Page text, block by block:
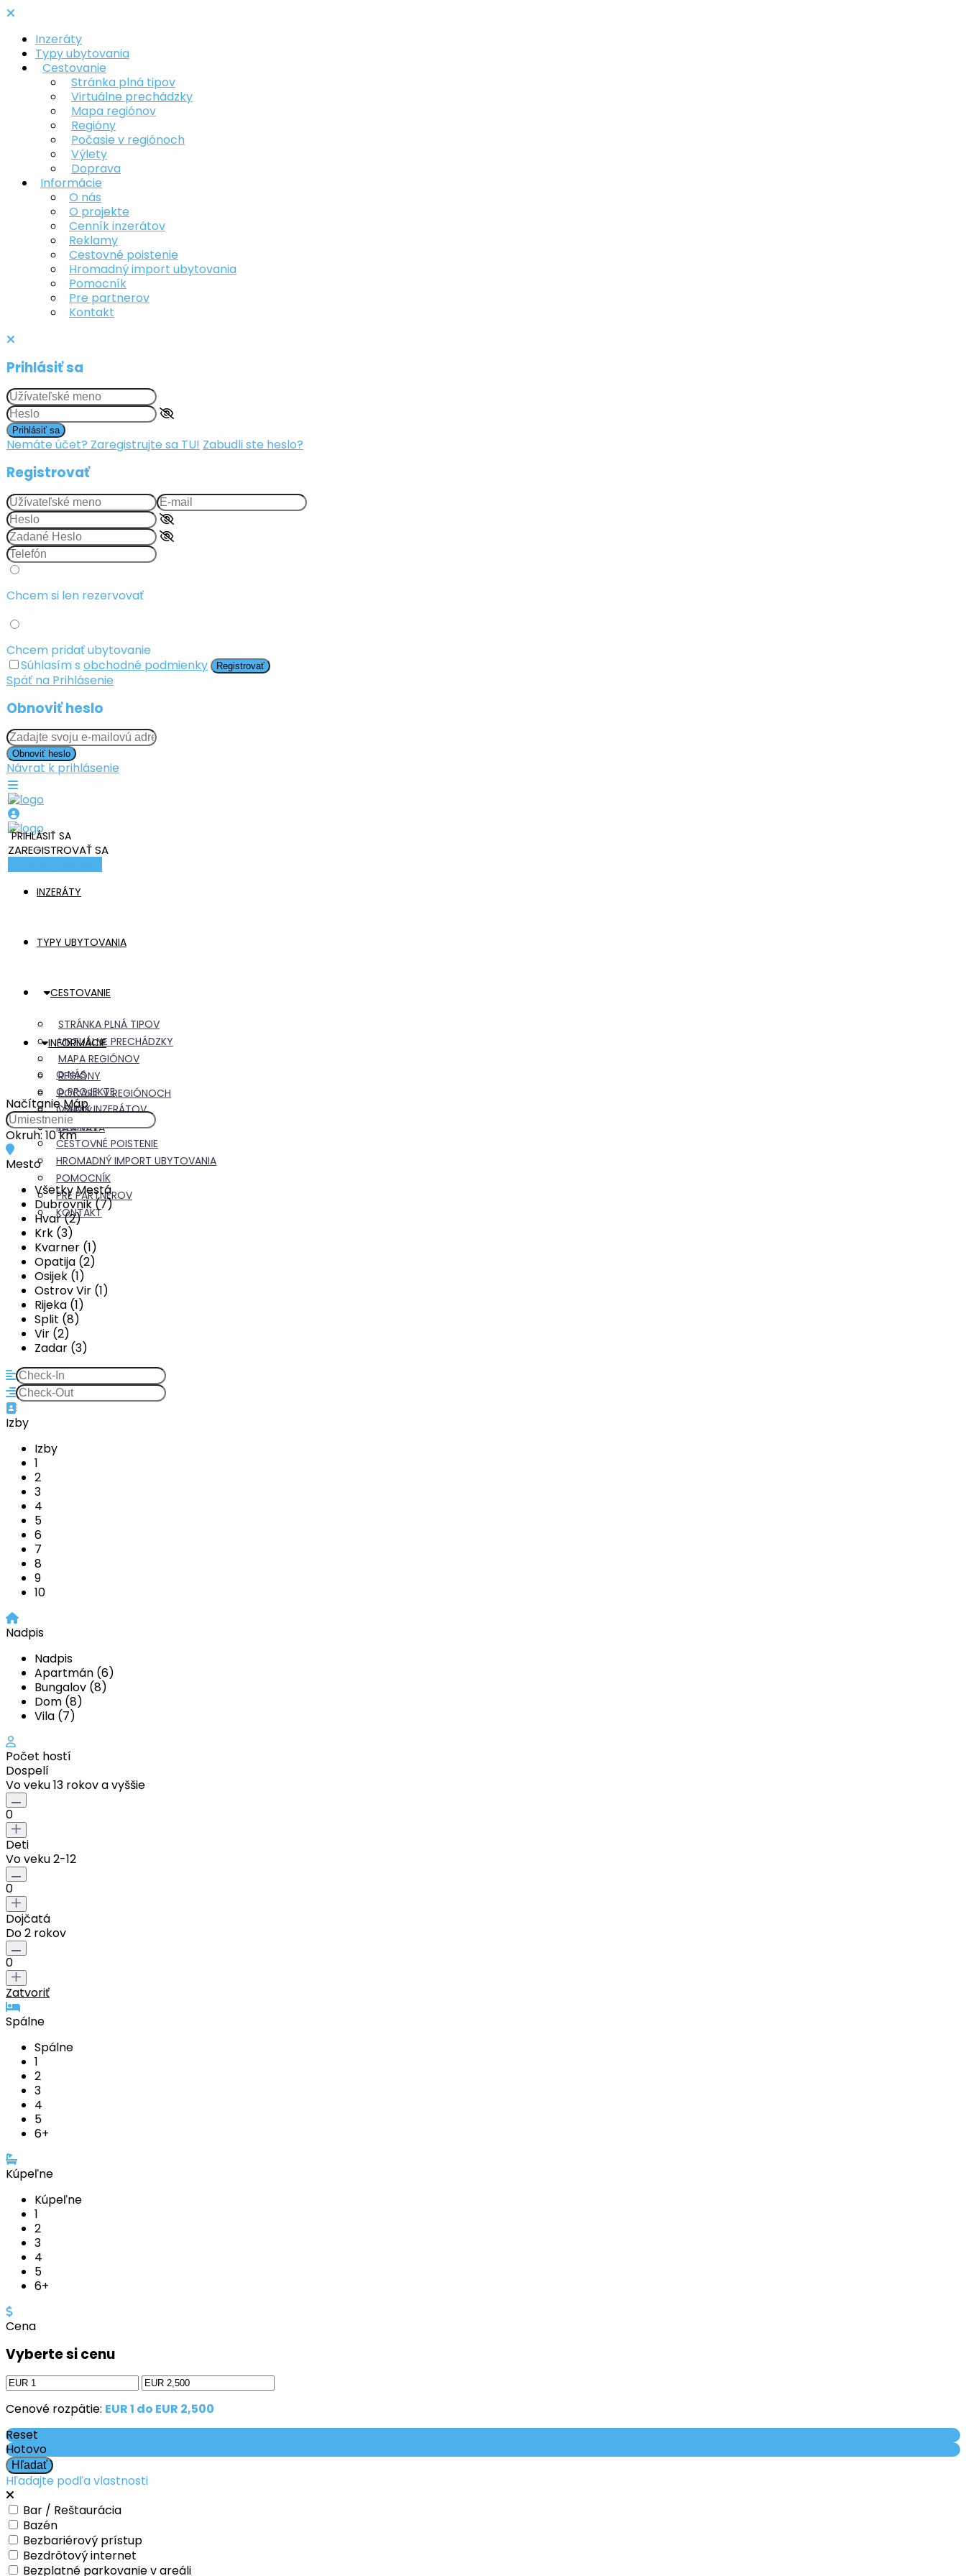
Inzeráty
Typy ubytovania
Cestovanie
Stránka plná tipov
Virtuálne prechádzky
Mapa regiónov
Regióny
Počasie v regiónoch
Výlety
Doprava
Informácie
O nás
O projekte
Cenník inzerátov
Reklamy
Cestovné poistenie
Hromadný import ubytovania
Pomocník
Pre partnerov
Kontakt
Prihlásiť sa
Prihlásiť sa
Nemáte účet? Zaregistrujte sa TU! Zabudli ste heslo?
Registrovať
Chcem si len rezervovať
Chcem pridať ubytovanie
Súhlasím s obchodné podmienky Registrovať
Späť na Prihlásenie
Obnoviť heslo
Obnoviť heslo
Návrat k prihlásenie
PRIHLÁSIŤ SA
ZAREGISTROVAŤ SA
INZERÁTY
TYPY UBYTOVANIA
CESTOVANIE
STRÁNKA PLNÁ TIPOV
VIRTUÁLNE PRECHÁDZKY
MAPA REGIÓNOV
REGIÓNY
POČASIE V REGIÓNOCH
VÝLETY
DOPRAVA
INFORMÁCIE
O NÁS
O PROJEKTE
CENNÍK INZERÁTOV
REKLAMY
CESTOVNÉ POISTENIE
HROMADNÝ IMPORT UBYTOVANIA
POMOCNÍK
PRE PARTNEROV
KONTAKT
Načítanie Máp
Okruh:10 km
Mesto
Všetky Mestá
Dubrovnik (7)
Hvar (2)
Krk (3)
Kvarner (1)
Opatija (2)
Osijek (1)
Ostrov Vir (1)
Rijeka (1)
Split (8)
Vir (2)
Zadar (3)
Izby
Izby
1
2
3
4
5
6
7
8
9
10
Nadpis
Nadpis
Apartmán (6)
Bungalov (8)
Dom (8)
Vila (7)
Počet hostí
Dospelí
Vo veku 13 rokov a vyššie
0
Deti
Vo veku 2-12
0
Dojčatá
Do 2 rokov
0
Zatvoriť
Spálne
Spálne
1
2
3
4
5
6+
Kúpeľne
Kúpeľne
1
2
3
4
5
6+
Cena
Vyberte si cenu
Cenové rozpätie: EUR 1 do EUR 2,500
Reset
Hotovo
Hľadajte podľa vlastnosti
Bar / Reštaurácia
Bazén
Bezbariérový prístup
Bezdrôtový internet
Bezplatné parkovanie v areáli